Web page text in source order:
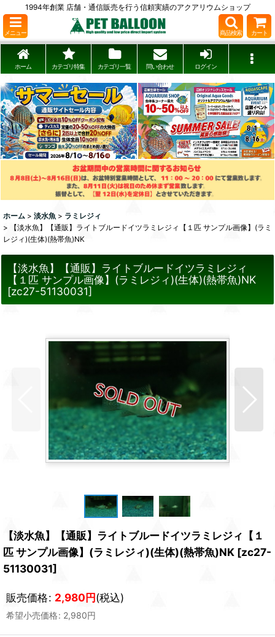
1994年創業 店舗・通信販売を行う信頼実績のアクアリウムショップ
メニュー 商品検索 カート
ホーム カテゴリ特集 カテゴリ一覧 問い合わせ ログイン
ホーム > 淡水魚 > ラミレジィ
>
【淡水魚】【通販】ライトブルードイツラミレジィ【１匹 サンプル画像】(ラミ
レジィ)(生体)(熱帯魚)NK
【淡水魚】【通販】ライトブルードイツラミレジィ
【１匹 サンプル画像】(ラミレジィ)(生体)(熱帯魚)NK
[zc27-51130031]
【淡水魚】【通販】ライトブルードイツラミレジィ【１
匹 サンプル画像】(ラミレジィ)(生体)(熱帯魚)NK [zc27-
51130031]
販売価格: 2,980円(税込)
希望小売価格: 2,980円